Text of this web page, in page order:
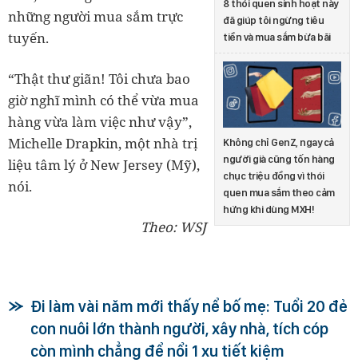
8 thói quen sinh hoạt này
đã giúp tôi ngừng tiêu
tiền và mua sắm bừa bãi
Không chỉ GenZ, ngay cả
người già cũng tốn hàng
chục triệu đồng vì thói
quen mua sắm theo cảm
hứng khi dùng MXH!
những người mua sắm trực
tuyến.
“Thật thư giãn! Tôi chưa bao
giờ nghĩ mình có thể vừa mua
hàng vừa làm việc như vậy”,
Michelle Drapkin, một nhà trị
liệu tâm lý ở New Jersey (Mỹ),
nói.
Theo: WSJ
Đi làm vài năm mới thấy nể bố mẹ: Tuổi 20 đẻ
con nuôi lớn thành người, xây nhà, tích cóp
còn mình chẳng để nổi 1 xu tiết kiệm